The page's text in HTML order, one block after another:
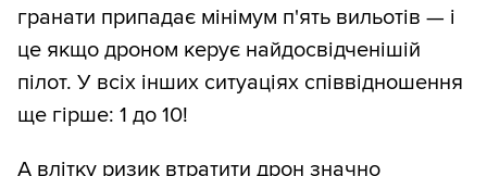
гранати припадає мінімум п'ять вильотів — і
це якщо дроном керує найдосвідченішій
пілот. У всіх інших ситуаціях співвідношення
ще гірше: 1 до 10!
А влітку ризик втратити дрон значно